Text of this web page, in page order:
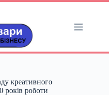
креативного
років роботи